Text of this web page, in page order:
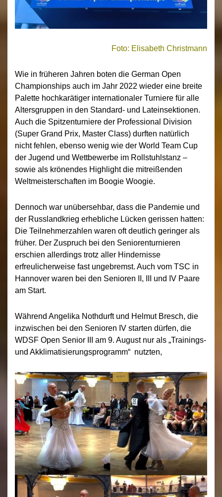
Foto: Elisabeth Christmann
Wie in früheren Jahren boten die German Open
Championships auch im Jahr 2022 wieder eine breite
Palette hochkarätiger internationaler Turniere für alle
Altersgruppen in den Standard- und Lateinsektionen.
Auch die Spitzenturniere der Professional Division
(Super Grand Prix, Master Class) durften natürlich
nicht fehlen, ebenso wenig wie der World Team Cup
der Jugend und Wettbewerbe im Rollstuhlstanz –
sowie als krönendes Highlight die mitreißenden
Weltmeisterschaften im Boogie Woogie.
Dennoch war unübersehbar, dass die Pandemie und
der Russlandkrieg erhebliche Lücken gerissen hatten:
Die Teilnehmerzahlen waren oft deutlich geringer als
früher. Der Zuspruch bei den Seniorenturnieren
erschien allerdings trotz aller Hindernisse
erfreulicherweise fast ungebremst. Auch vom TSC in
Hannover waren bei den Senioren II, III und IV Paare
am Start.
Während Angelika Nothdurft und Helmut Bresch, die
inzwischen bei den Senioren IV starten dürfen, die
WDSF Open Senior III am 9. August nur als „Trainings-
und Akklimatisierungsprogramm“ nutzten,